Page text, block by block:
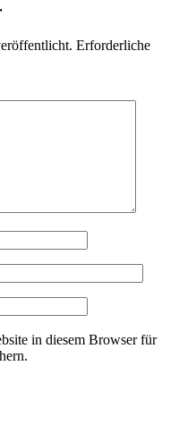
Erforderliche
in diesem Browser für